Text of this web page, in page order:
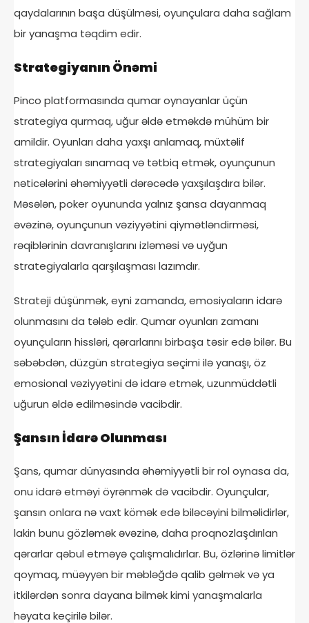
qaydalarının başa düşülməsi, oyunçulara daha sağlam
bir yanaşma təqdim edir.
Strategiyanın Önəmi
Pinco platformasında qumar oynayanlar üçün
strategiya qurmaq, uğur əldə etməkdə mühüm bir
amildir. Oyunları daha yaxşı anlamaq, müxtəlif
strategiyaları sınamaq və tətbiq etmək, oyunçunun
nəticələrini əhəmiyyətli dərəcədə yaxşılaşdıra bilər.
Məsələn, poker oyununda yalnız şansa dayanmaq
əvəzinə, oyunçunun vəziyyətini qiymətləndirməsi,
rəqiblərinin davranışlarını izləməsi və uyğun
strategiyalarla qarşılaşması lazımdır.
Strateji düşünmək, eyni zamanda, emosiyaların idarə
olunmasını da tələb edir. Qumar oyunları zamanı
oyunçuların hissləri, qərarlarını birbaşa təsir edə bilər. Bu
səbəbdən, düzgün strategiya seçimi ilə yanaşı, öz
emosional vəziyyətini də idarə etmək, uzunmüddətli
uğurun əldə edilməsində vacibdir.
Şansın İdarə Olunması
Şans, qumar dünyasında əhəmiyyətli bir rol oynasa da,
onu idarə etməyi öyrənmək də vacibdir. Oyunçular,
şansın onlara nə vaxt kömək edə biləcəyini bilməlidirlər,
lakin bunu gözləmək əvəzinə, daha proqnozlaşdırılan
qərarlar qəbul etməyə çalışmalıdırlar. Bu, özlərinə limitlər
qoymaq, müəyyən bir məbləğdə qalib gəlmək və ya
itkilərdən sonra dayana bilmək kimi yanaşmalarla
həyata keçirilə bilər.